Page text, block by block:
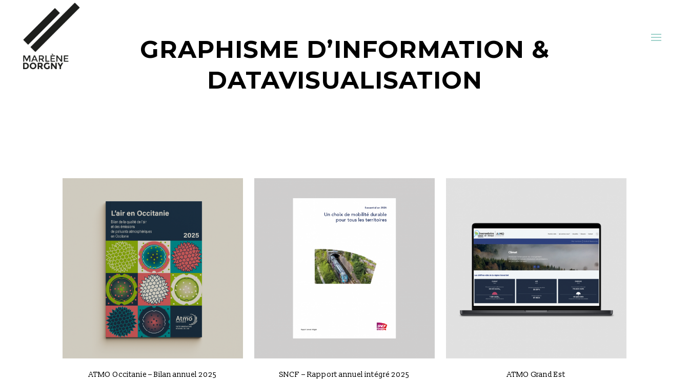
GRAPHISME D’INFORMATION &
DATAVISUALISATION
VIEW
ATMO Occitanie – Bilan annuel 2025
VIEW
SNCF – Rapport annuel intégré 2025
VIEW
ATMO Grand Est